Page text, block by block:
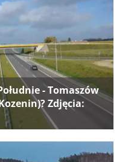
- Tomaszów
Zdjęcia: